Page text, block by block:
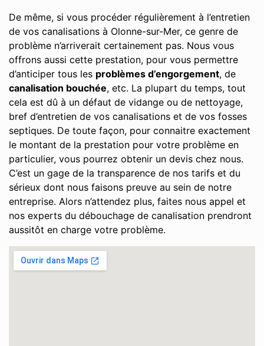
De même, si vous procéder régulièrement à l’entretien
de vos canalisations à Olonne-sur-Mer, ce genre de
problème n’arriverait certainement pas. Nous vous
offrons aussi cette prestation, pour vous permettre
d’anticiper tous les problèmes d’engorgement, de
canalisation bouchée, etc. La plupart du temps, tout
cela est dû à un défaut de vidange ou de nettoyage,
bref d’entretien de vos canalisations et de vos fosses
septiques. De toute façon, pour connaitre exactement
le montant de la prestation pour votre problème en
particulier, vous pourrez obtenir un devis chez nous.
C’est un gage de la transparence de nos tarifs et du
sérieux dont nous faisons preuve au sein de notre
entreprise. Alors n’attendez plus, faites nous appel et
nos experts du débouchage de canalisation prendront
aussitôt en charge votre problème.